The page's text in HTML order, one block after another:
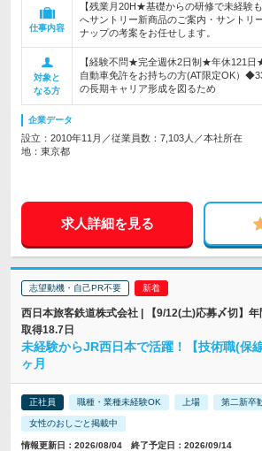
仕事内容
【残業月20H★基礎からの研修で未経験
へサントリー新商品のご案内・サントリ
ナップの考案をお任せします。
対象と
なる方
【経験不問★完全週休2日制★年休121
自動車免許をお持ちの方(AT限定OK）
の長期キャリア形成を図るため
企業データ
設立：2010年11月／従業員数：7,103人／本社所在
地：東京都
求人詳細を見る
志望動機・自己PR不要
西日本旅客鉄道株式会社 | 【9/12(土)応募〆切】
取得18.7日
未経験からJR西日本で活躍！【技術職(保
ヶ月
正社員 職種・業種未経験OK 上場 第二新卒
女性のおしごと掲載中
情報更新日：2026/08/04 終了予定日：2026/09/14